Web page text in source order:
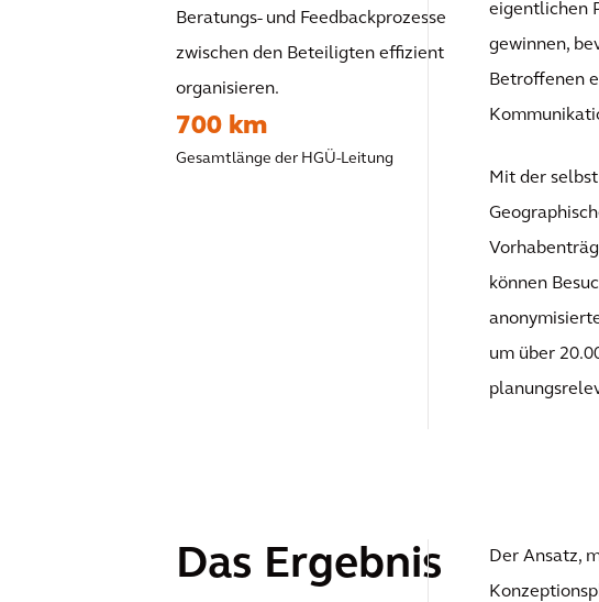
Beratungs- und Feedbackprozesse
zwischen den Beteiligten effizient
organisieren.
700 km
Gesamtlänge der HGÜ-Leitung
eigentlichen
gewinnen,
Betroffenen
Mit der
können
um über
Das Ergebnis
Der Ansatz,